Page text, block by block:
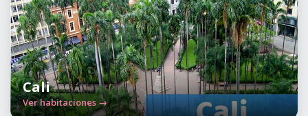
Cali
Ver habitaciones →